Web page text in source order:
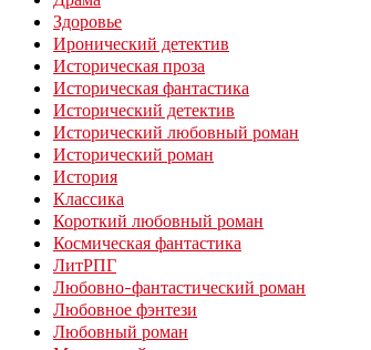
Здоровье
Иронический детектив
Историческая проза
Историческая фантастика
Исторический детектив
Исторический любовный роман
Исторический роман
История
Классика
Короткий любовный роман
Космическая фантастика
ЛитРПГ
Любовно-фантастический роман
Любовное фэнтези
Любовный роман